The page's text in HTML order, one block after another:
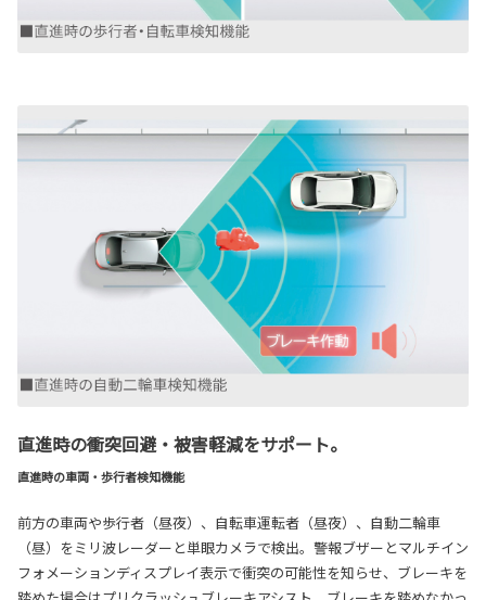
直進時の衝突回避・被害軽減をサポート。
直進時の車両・歩行者検知機能
前方の車両や歩行者（昼夜）、自転車運転者（昼夜）、自動二輪車
（昼）をミリ波レーダーと単眼カメラで検出。警報ブザーとマルチイン
フォメーションディスプレイ表示で衝突の可能性を知らせ、ブレーキを